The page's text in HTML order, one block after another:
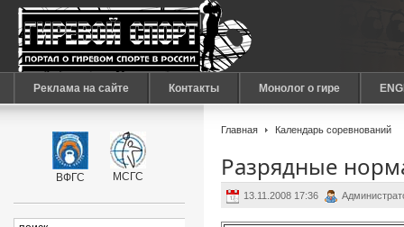
Реклама на сайте Контакты Монолог о гире
Главная Календарь соревнований
Разрядные
13.11.2008 17:36
ВФГС МСГС